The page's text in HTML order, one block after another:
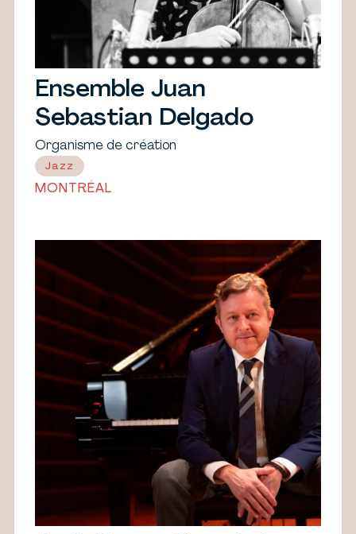
Ensemble Juan
Sebastian Delgado
Organisme de création
Jazz
MONTRÉAL